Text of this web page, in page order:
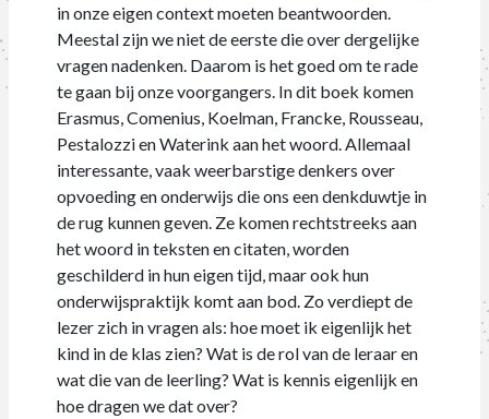
in onze eigen context moeten beantwoorden.
Meestal zijn we niet de eerste die over dergelijke
vragen nadenken. Daarom is het goed om te rade
te gaan bij onze voorgangers. In dit boek komen
Erasmus, Comenius, Koelman, Francke, Rousseau,
Pestalozzi en Waterink aan het woord. Allemaal
interessante, vaak weerbarstige denkers over
opvoeding en onderwijs die ons een denkduwtje in
de rug kunnen geven. Ze komen rechtstreeks aan
het woord in teksten en citaten, worden
geschilderd in hun eigen tijd, maar ook hun
onderwijspraktijk komt aan bod. Zo verdiept de
lezer zich in vragen als: hoe moet ik eigenlijk het
kind in de klas zien? Wat is de rol van de leraar en
wat die van de leerling? Wat is kennis eigenlijk en
hoe dragen we dat over?